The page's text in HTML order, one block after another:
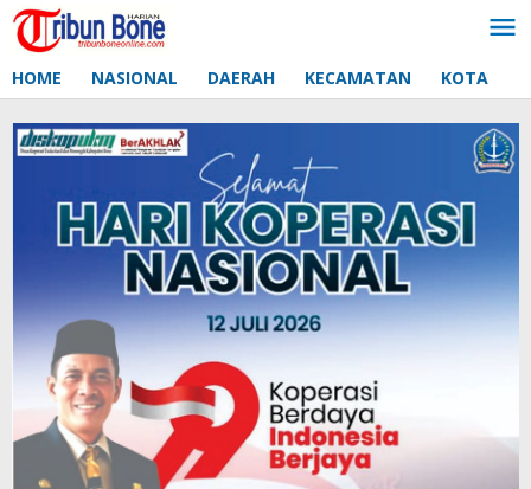
Lewati
ke
HOME NASIONAL DAERAH KECAMATAN KOTA